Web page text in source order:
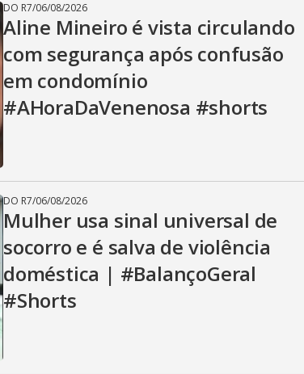
DO R7/06/08/2026
Aline Mineiro é vista circulando
com segurança após confusão
em condomínio
#AHoraDaVenenosa #shorts
DO R7/06/08/2026
Mulher usa sinal universal de
socorro e é salva de violência
doméstica | #BalançoGeral
#Shorts